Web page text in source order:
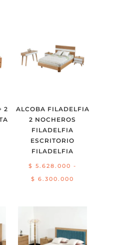
2
ALCOBA FILADELFIA
2 NOCHEROS
FILADELFIA
ESCRITORIO
FILADELFIA
$ 5.628.000 -
$ 6.300.000
$ 5.628.000
hasta